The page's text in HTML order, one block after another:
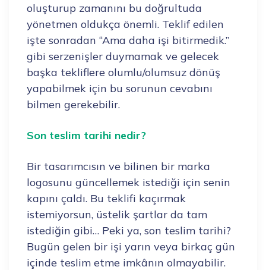
oluşturup zamanını bu doğrultuda
yönetmen oldukça önemli. Teklif edilen
işte sonradan “Ama daha işi bitirmedik.”
gibi serzenişler duymamak ve gelecek
başka tekliflere olumlu/olumsuz dönüş
yapabilmek için bu sorunun cevabını
bilmen gerekebilir.
Son teslim tarihi nedir?
Bir tasarımcısın ve bilinen bir marka
logosunu güncellemek istediği için senin
kapını çaldı. Bu teklifi kaçırmak
istemiyorsun, üstelik şartlar da tam
istediğin gibi… Peki ya, son teslim tarihi?
Bugün gelen bir işi yarın veya birkaç gün
içinde teslim etme imkânın olmayabilir.